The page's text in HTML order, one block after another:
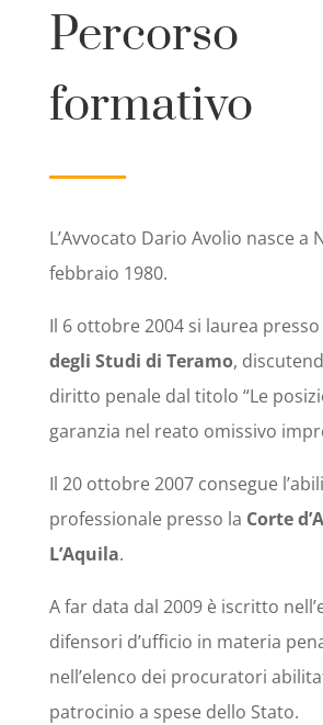
Percorso
formativo
L’Avvocato Dario Avolio nasce a
febbraio 1980.
Il 6 ottobre 2004 si laurea presso
degli Studi di Teramo,
diritto penale dal titolo “Le
garanzia nel reato omissivo
Il 20 ottobre 2007 consegue
professionale presso la Corte
L’Aquila.
A far data dal 2009 è iscritto
difensori d’ufficio in materia
nell’elenco dei procuratori
patrocinio a spese dello Stato.